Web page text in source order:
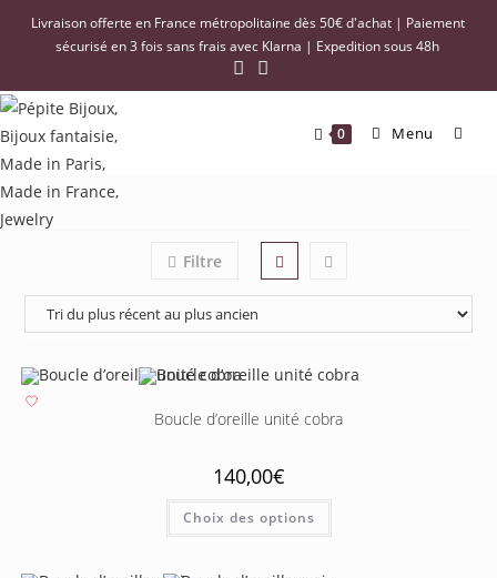
Livraison offerte en France métropolitaine dès 50€ d'achat | Paiement
sécurisé en 3 fois sans frais avec Klarna | Expedition sous 48h
0 Menu
Filtre
Boucle d’oreille unité cobra
140,00€
Choix des options